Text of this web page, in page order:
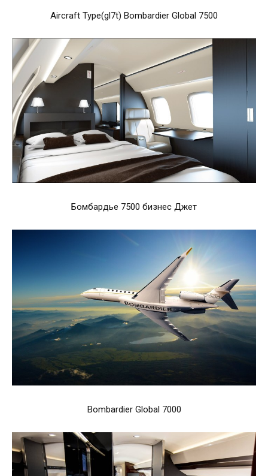
Aircraft Type(gl7t) Bombardier Global 7500
Бомбардье 7500 бизнес Джет
Bombardier Global 7000